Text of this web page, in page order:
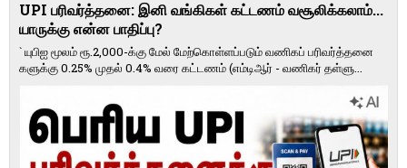
UPI பரிவர்த்தனை: இனி வங்கிகள் கட்டணம் வசூலிக்கலாம்...
யாருக்கு என்ன பாதிப்பு?
` யுபிஐ மூலம் ரூ.2,000-க்கு மேல் மேற்​கொள்​ளப்​படும் வணி​கப் பரிவர்த்​தனை​
களுக்கு 0.25% முதல் 0.4% வரை கட்​ட​ணம் (எம்​டிஆர் - வணி​கர் தள்​ளு...